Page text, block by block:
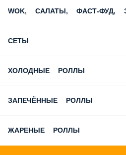
WOK, САЛАТЫ, ФАСТ-ФУД,
СЕТЫ
ХОЛОДНЫЕ РОЛЛЫ
ЗАПЕЧЁННЫЕ РОЛЛЫ
ЖАРЕНЫЕ РОЛЛЫ